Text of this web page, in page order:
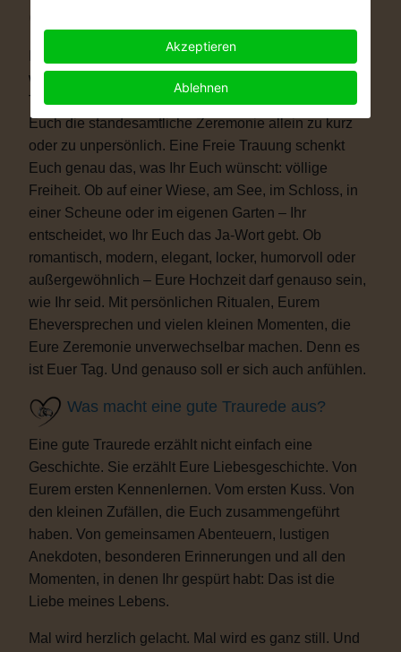
Immer mehr Paare wünschen sich eine Hochzeit, die
wirklich zu ihnen passt. Vielleicht ist eine kirchliche
Trauung nicht das Richtige für Euch. Vielleicht ist
Euch die standesamtliche Zeremonie allein zu kurz
oder zu unpersönlich. Eine Freie Trauung schenkt
Euch genau das, was Ihr Euch wünscht: völlige
Freiheit. Ob auf einer Wiese, am See, im Schloss, in
einer Scheune oder im eigenen Garten – Ihr
entscheidet, wo Ihr Euch das Ja-Wort gebt. Ob
romantisch, modern, elegant, locker, humorvoll oder
außergewöhnlich – Eure Hochzeit darf genauso sein,
wie Ihr seid. Mit persönlichen Ritualen, Eurem
Eheversprechen und vielen kleinen Momenten, die
Eure Zeremonie unverwechselbar machen. Denn es
ist Euer Tag. Und genauso soll er sich auch anfühlen.
Was macht eine gute Traurede aus?
Eine gute Traurede erzählt nicht einfach eine
Geschichte. Sie erzählt Eure Liebesgeschichte. Von
Eurem ersten Kennenlernen. Vom ersten Kuss. Von
den kleinen Zufällen, die Euch zusammengeführt
haben. Von gemeinsamen Abenteuern, lustigen
Anekdoten, besonderen Erinnerungen und all den
Momenten, in denen Ihr gespürt habt: Das ist die
Liebe meines Lebens.
Mal wird herzlich gelacht. Mal wird es ganz still. Und
Akzeptieren
Ablehnen